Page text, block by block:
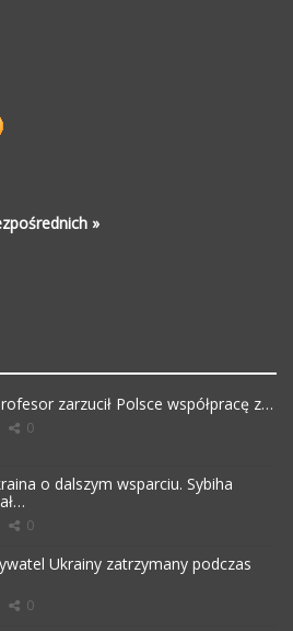
»
zarzucił Polsce współpracę z…
0
o dalszym wsparciu. Sybiha
0
Ukrainy zatrzymany podczas
0